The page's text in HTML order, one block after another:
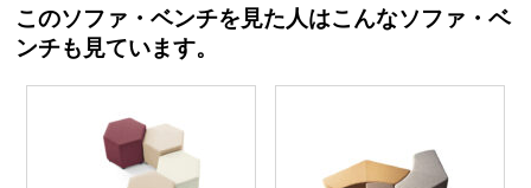
このソファ・ベンチを見た人はこんなソファ・ベ
ンチも見ています。